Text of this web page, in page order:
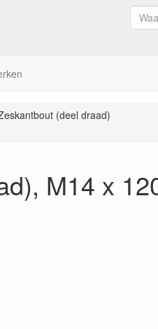
(deel draad)
M14 x